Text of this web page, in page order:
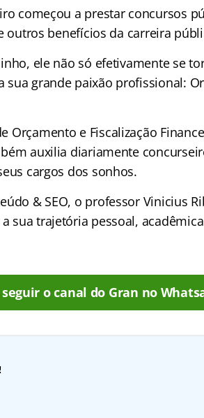
começou a prestar concursos
benefícios da carreira
ele não só efetivamente se
grande paixão profissional:
Orçamento e Fiscalização
auxilia diariamente
cargos dos sonhos.
& SEO, o professor Vinicius
sua trajetória pessoal,
o canal do Gran no